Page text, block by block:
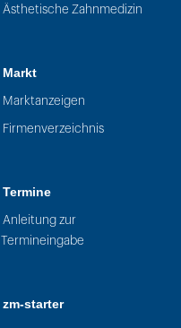
Ästhetische Zahnmedizin
Markt
Marktanzeigen
Firmenverzeichnis
Termine
Anleitung zur
Termineingabe
zm-starter